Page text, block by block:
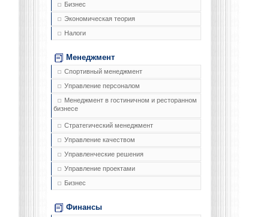
Бизнес
Экономическая теория
Налоги
Менеджмент
Спортивный менеджмент
Управление персоналом
Менеджмент в гостиничном и ресторанном
бизнесе
Стратегический менеджмент
Управление качеством
Управленческие решения
Управление проектами
Бизнес
Финансы